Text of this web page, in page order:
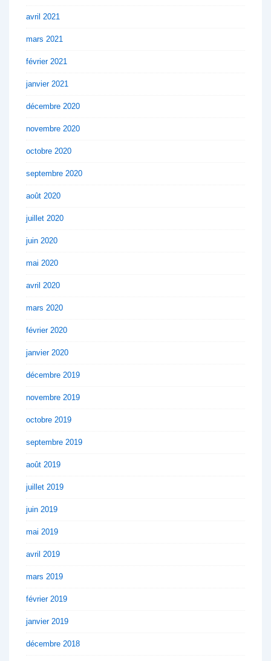
avril 2021
mars 2021
février 2021
janvier 2021
décembre 2020
novembre 2020
octobre 2020
septembre 2020
août 2020
juillet 2020
juin 2020
mai 2020
avril 2020
mars 2020
février 2020
janvier 2020
décembre 2019
novembre 2019
octobre 2019
septembre 2019
août 2019
juillet 2019
juin 2019
mai 2019
avril 2019
mars 2019
février 2019
janvier 2019
décembre 2018